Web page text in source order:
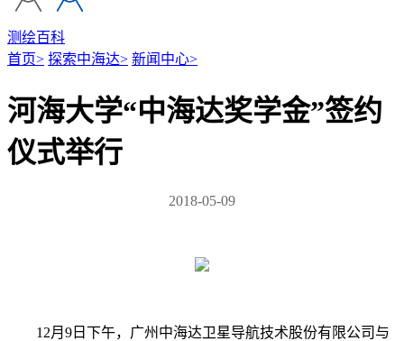
测绘百科
首页> 探索中海达> 新闻中心>
河海大学“中海达奖学金”签约
仪式举行
2018-05-09
12月9日下午，广州中海达卫星导航技术股份有限公司与